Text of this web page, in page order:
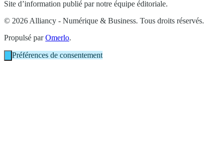
Site d’information publié par notre équipe éditoriale.
© 2026 Alliancy - Numérique & Business. Tous droits réservés.
Propulsé parOmerlo.
Préférences de consentement